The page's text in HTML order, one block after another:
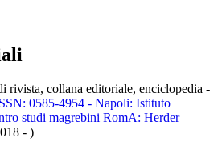
rivista, collana editoriale, enciclopedia -
0585-4954 - Napoli: Istituto
studi magrebini RomA: Herder
- )